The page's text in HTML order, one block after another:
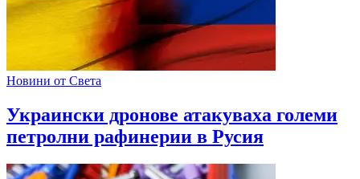
Новини от Света
Украински дронове атакуваха големи
петролни рафинерии в Русия